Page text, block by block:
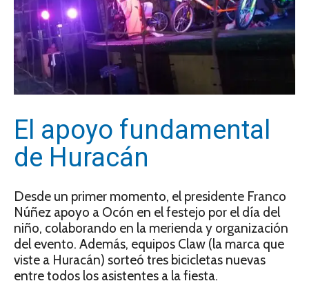
El apoyo fundamental
de Huracán
Desde un primer momento, el presidente Franco
Núñez apoyo a Ocón en el festejo por el día del
niño, colaborando en la merienda y organización
del evento. Además, equipos Claw (la marca que
viste a Huracán) sorteó tres bicicletas nuevas
entre todos los asistentes a la fiesta.